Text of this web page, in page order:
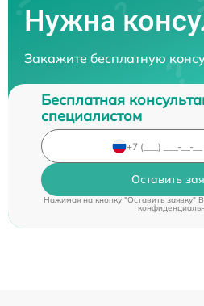
Нужна
Закажите бесплатную
Бесплатная
специалистом
Оставить
Нажимая на кнопку "Оставить заявку"